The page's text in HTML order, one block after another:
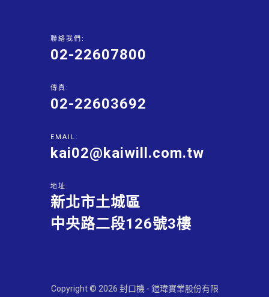
聯絡我們:
02-22607800
傳真:
02-22603692
EMAIL:
kai02@kaiwill.com.tw
地址:
新北市土城區
中央路二段126號3樓
Copyright © 2026 封口機 - 鎧瑋實業股份有限